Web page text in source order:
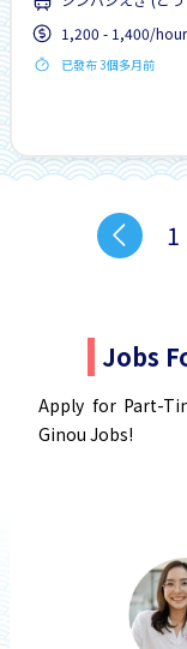
1,200 - 1,400/hour
已發布 3個多月前
1
Jobs
Apply for Part-
Ginou Jobs!